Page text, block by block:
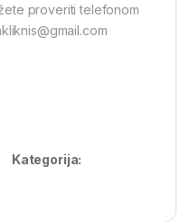
proveriti telefonom
Kategorija: